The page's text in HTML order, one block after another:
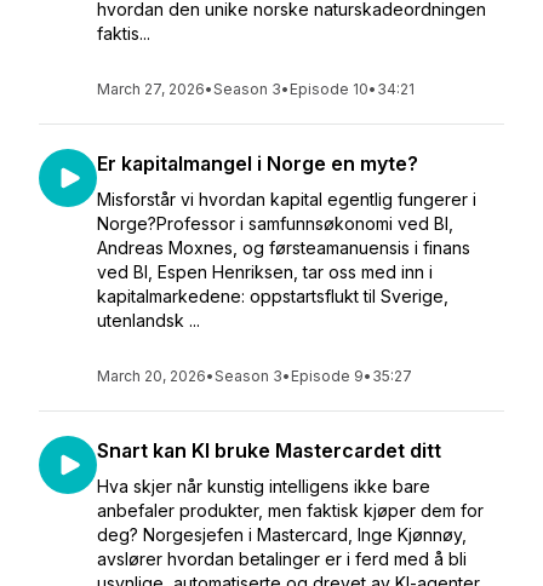
hvordan den unike norske naturskadeordningen
faktis...
March 27, 2026•Season 3• Episode 10• 34:21
Er kapitalmangel i Norge en myte?
Misforstår vi hvordan kapital egentlig fungerer i
Norge?Professor i samfunnsøkonomi ved BI,
Andreas Moxnes, og førsteamanuensis i finans
ved BI, Espen Henriksen, tar oss med inn i
kapitalmarkedene: oppstartsflukt til Sverige,
utenlandsk ...
March 20, 2026•Season 3• Episode 9• 35:27
Snart kan KI bruke Mastercardet ditt
Hva skjer når kunstig intelligens ikke bare
anbefaler produkter, men faktisk kjøper dem for
deg? Norgesjefen i Mastercard, Inge Kjønnøy,
avslører hvordan betalinger er i ferd med å bli